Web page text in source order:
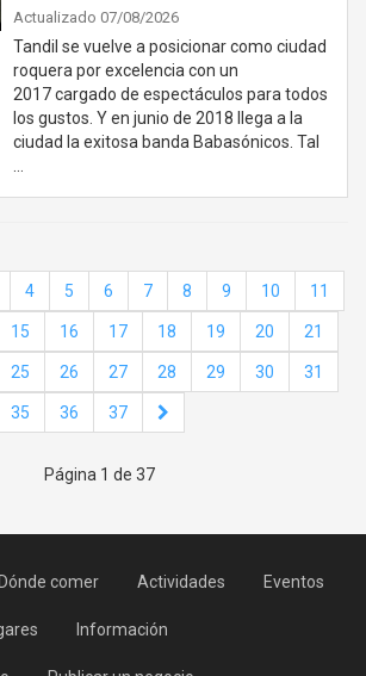
Actualizado 07/08/2026
Tandil se vuelve a posicionar como ciudad
roquera por excelencia con un
2017 cargado de espectáculos para todos
los gustos. Y en junio de 2018 llega a la
ciudad la exitosa banda Babasónicos. Tal
4 5 6 7 8 9 10 11
15 16 17 18 19 20 21
25 26 27 28 29 30 31
35 36 37
Página 1 de 37
Dónde comer Actividades Eventos
Información